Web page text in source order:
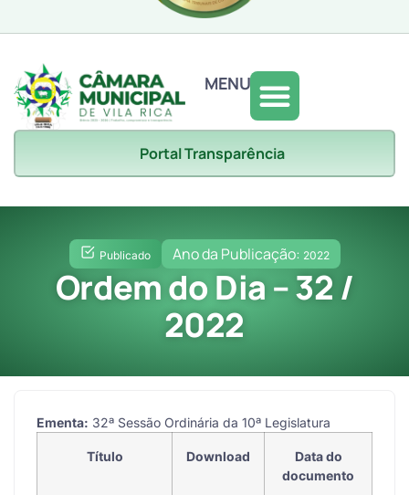
MENU
Portal Transparência
Publicado Ano da Publicação: 2022
Ordem do Dia – 32 /
2022
Ementa: 32ª Sessão Ordinária da 10ª Legislatura
Título Download
Data do
documento